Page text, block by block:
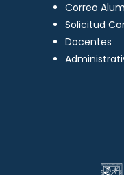
Correo
Solicitud
Docentes